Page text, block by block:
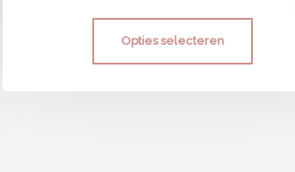
Opties selecteren